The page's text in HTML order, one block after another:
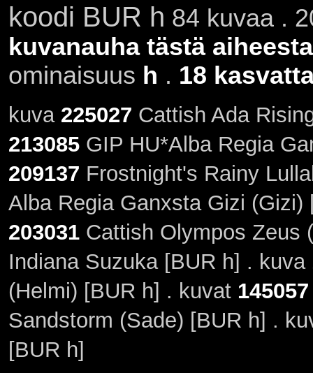
koodi BUR h 84 kuvaa .
kuvanauha tästä aiheesta
ominaisuus h . 18
kuva 225027 Cattish Ada
213085GIP HU*Alba Regia
209137 Frostnight's Rainy
Alba Regia Ganxsta Gizi
203031Cattish Olympos Zeus
Indiana Suzuka [BUR h] . kuva
(Helmi) [BUR h] . kuvat 145057
Sandstorm (Sade) [BUR h] .
[BUR h]